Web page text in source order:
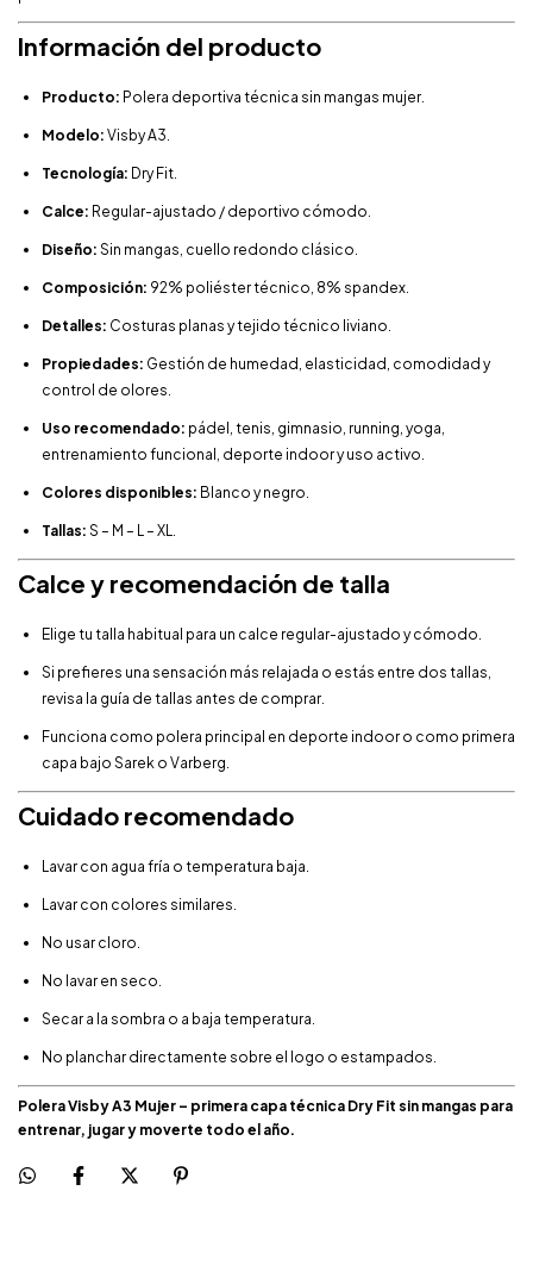
Información del producto
Producto: Polera deportiva técnica sin mangas mujer.
Modelo: Visby A3.
Tecnología: Dry Fit.
Calce: Regular-ajustado / deportivo cómodo.
Diseño: Sin mangas, cuello redondo clásico.
Composición: 92% poliéster técnico, 8% spandex.
Detalles: Costuras planas y tejido técnico liviano.
Propiedades: Gestión de humedad, elasticidad, comodidad y
control de olores.
Uso recomendado: pádel, tenis, gimnasio, running, yoga,
entrenamiento funcional, deporte indoor y uso activo.
Colores disponibles: Blanco y negro.
Tallas: S – M – L – XL.
Calce y recomendación de talla
Elige tu talla habitual para un calce regular-ajustado y cómodo.
Si prefieres una sensación más relajada o estás entre dos tallas,
revisa la guía de tallas antes de comprar.
Funciona como polera principal en deporte indoor o como primera
capa bajo Sarek o Varberg.
Cuidado recomendado
Lavar con agua fría o temperatura baja.
Lavar con colores similares.
No usar cloro.
No lavar en seco.
Secar a la sombra o a baja temperatura.
No planchar directamente sobre el logo o estampados.
Polera Visby A3 Mujer – primera capa técnica Dry Fit sin mangas para
entrenar, jugar y moverte todo el año.